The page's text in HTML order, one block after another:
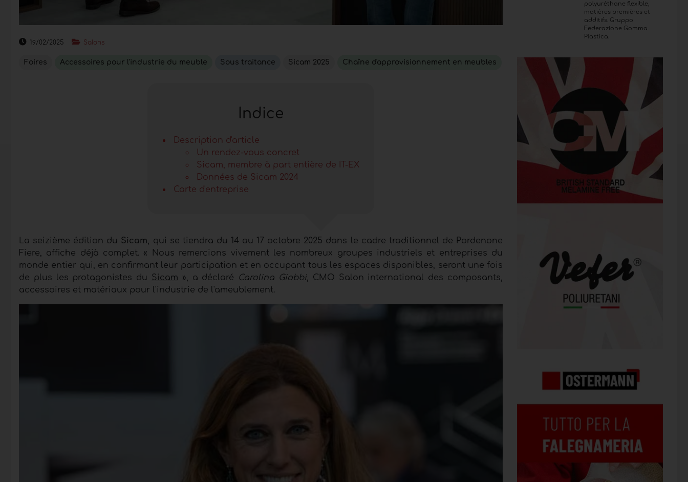
19/02/2025 Salons
Foires Accessoires pour l'industrie du meuble Sous traitance Sicam 2025 Chaîne d'approvisionnement en meubles
Indice
Description d'article
Un rendez-vous concret
Sicam, membre à part entière de IT-EX
Données de Sicam 2024
Carte d'entreprise
La seizième édition du Sicam, qui se tiendra du 14 au 17 octobre 2025 dans le cadre traditionnel de Pordenone
Fiere, affiche déjà complet. « Nous remercions vivement les nombreux groupes industriels et entreprises du
monde entier qui, en confirmant leur participation et en occupant tous les espaces disponibles, seront une fois
de plus les protagonistes du Sicam », a déclaré Carolina Giobbi, CMO Salon international des composants,
accessoires et matériaux pour l'industrie de l'ameublement.
polyuréthane flexible,
matières premières et
additifs. Gruppo
Federazione Gomma
Plastica.